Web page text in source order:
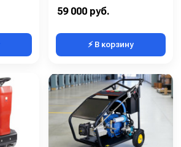
Электропитание (В):
59 000 руб.
⚡ В корзину